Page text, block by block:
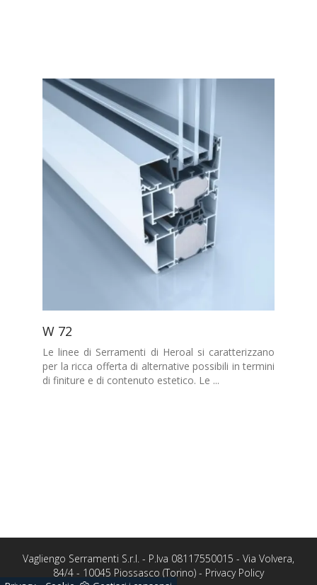
W 72
Le linee di Serramenti di Heroal si caratterizzano
per la ricca offerta di alternative possibili in termini
di finiture e di contenuto estetico. Le ...
Vagliengo Serramenti S.r.l. - P.Iva 08117550015 - Via Volvera,
84/4 - 10045 Piossasco (Torino) - Privacy Policy